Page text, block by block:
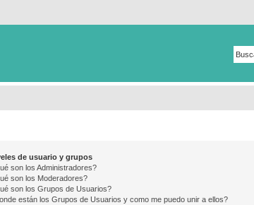
de usuario y grupos
son los Administradores?
son los Moderadores?
son los Grupos de Usuarios?
están los Grupos de Usuarios y como me puedo unir a ellos?